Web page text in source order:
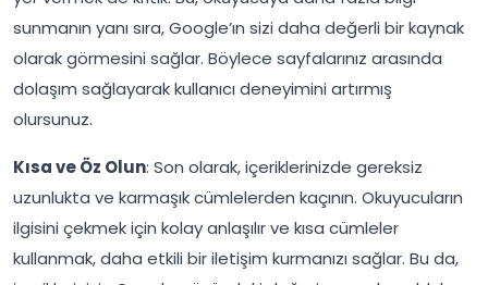
sunmanın yanı sıra, Google’ın sizi daha değerli bir kaynak
olarak görmesini sağlar. Böylece sayfalarınız arasında
dolaşım sağlayarak kullanıcı deneyimini artırmış
olursunuz.
Kısa ve Öz Olun: Son olarak, içeriklerinizde gereksiz
uzunlukta ve karmaşık cümlelerden kaçının. Okuyucuların
ilgisini çekmek için kolay anlaşılır ve kısa cümleler
kullanmak, daha etkili bir iletişim kurmanızı sağlar. Bu da,